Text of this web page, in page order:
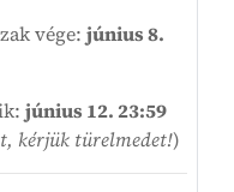
vége: június 8.
június 12. 23:59
kérjük türelmedet!)